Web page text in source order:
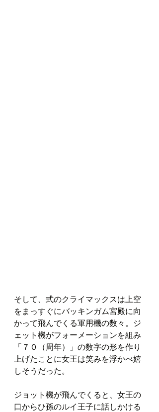
そして、式のクライマックスは上空
をまっすぐにバッキンガム宮殿に向
かって飛んでくる軍用機の数々。ジ
ェット機がフォーメーションを組み
「７０（周年）」の数字の形を作り
上げたことに女王は笑みを浮かべ嬉
しそうだった。
ジョット機が飛んでくると、女王の
口からひ孫のルイ王子に話しかける